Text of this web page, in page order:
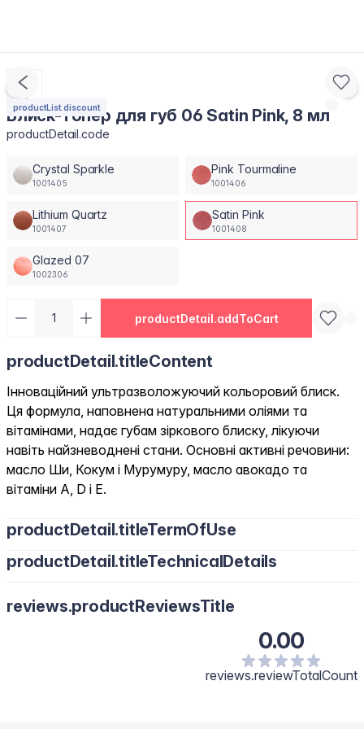
productList.discount
Блиск-топер для губ 06 Satin Pink, 8 мл
productDetail.code
Crystal Sparkle
1001405
Pink Tourmaline
1001406
Lithium Quartz
1001407
Satin Pink
1001408
Glazed 07
1002306
productDetail.addToCart
productDetail.titleContent
Інноваційний ультразволожуючий кольоровий блиск.
Ця формула, наповнена натуральними оліями та
вітамінами, надає губам зіркового блиску, лікуючи
навіть найзневоднені стани. Основні активні речовини:
масло Ши, Кокум і Мурумуру, масло авокадо та
вітаміни A, D і E.
productDetail.titleTermOfUse
productDetail.titleTechnicalDetails
reviews.productReviewsTitle
0.00
reviews.reviewTotalCount